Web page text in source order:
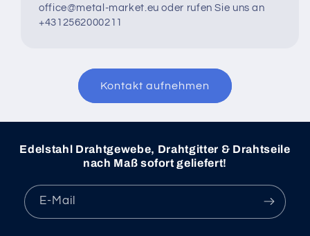
office@metal-market.eu oder rufen Sie uns an
+4312562000211
Kontakt aufnehmen
Edelstahl Drahtgewebe, Drahtgitter & Drahtseile
nach Maß sofort geliefert!
E-Mail